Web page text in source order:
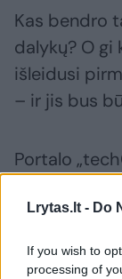
Lrytas.lt - Do
If you wish to
processing of
Kas bendro
dalykų? O gi
išleidusi
– ir jis bus
Portalo
kad
kurio
bet į